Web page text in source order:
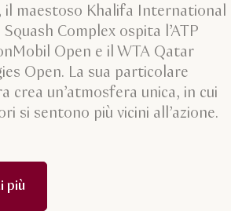
il maestoso Khalifa International
Complex ospita l’ATP
Open e il WTA Qatar
Open. La sua particolare
crea un’atmosfera unica, in cui
si sentono più vicini all’azione.
più